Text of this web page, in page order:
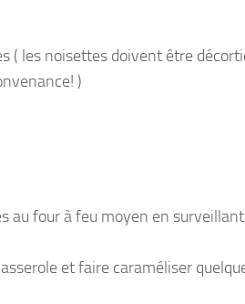
( les noisettes doivent être
)
au four à feu moyen en
et faire caraméliser